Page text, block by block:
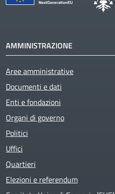
AMMINISTRAZIONE
Aree amministrative
Documenti e dati
Enti e fondazioni
Organi di governo
Politici
Uffici
Quartieri
Elezioni e referendum